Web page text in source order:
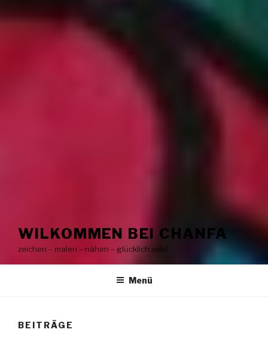
WILKOMMEN BEI CHANFA
zeichen – malen – nähen – glücklich sein!
Menü
BEITRÄGE